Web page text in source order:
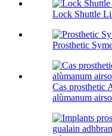
Lock Shuttle
Prosthetic
Cas prosthetic
alùmanum